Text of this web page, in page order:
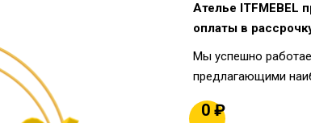
Ателье ITFMEBEL
оплаты в
Мы успешно
предлагающими
0 ₽